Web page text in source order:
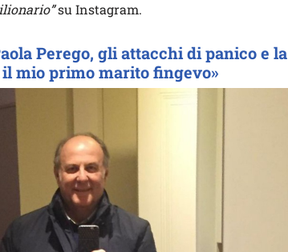
su Instagram.
Perego, gli attacchi di panico e la
mio primo marito fingevo»